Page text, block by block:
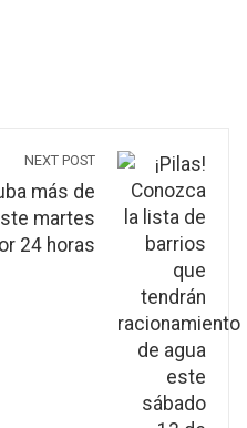
NEXT POST
más de
martes
24 horas